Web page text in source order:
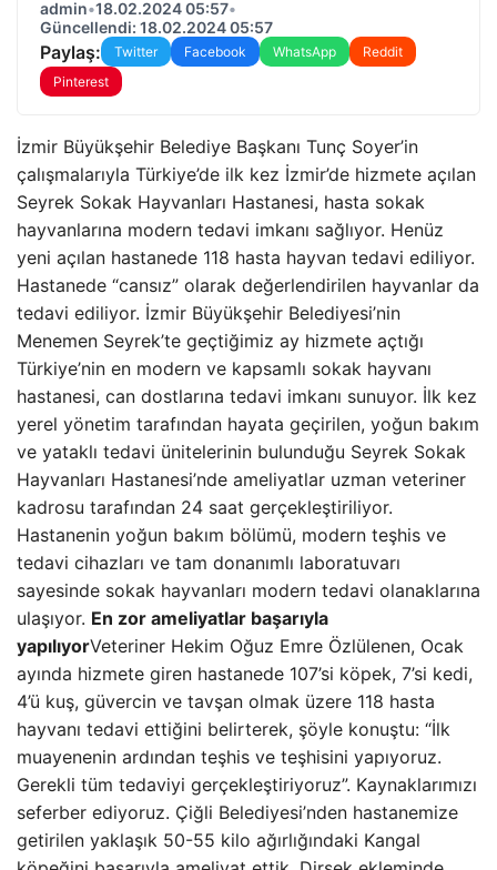
admin•18.02.2024 05:57•
Güncellendi: 18.02.2024 05:57
Paylaş: Twitter Facebook WhatsApp
Reddit
Pinterest
İzmir Büyükşehir Belediye Başkanı Tunç Soyer’in
çalışmalarıyla Türkiye’de ilk kez İzmir’de hizmete açılan
Seyrek Sokak Hayvanları Hastanesi, hasta sokak
hayvanlarına modern tedavi imkanı sağlıyor. Henüz
yeni açılan hastanede 118 hasta hayvan tedavi ediliyor.
Hastanede “cansız” olarak değerlendirilen hayvanlar da
tedavi ediliyor. İzmir Büyükşehir Belediyesi’nin
Menemen Seyrek’te geçtiğimiz ay hizmete açtığı
Türkiye’nin en modern ve kapsamlı sokak hayvanı
hastanesi, can dostlarına tedavi imkanı sunuyor. İlk kez
yerel yönetim tarafından hayata geçirilen, yoğun bakım
ve yataklı tedavi ünitelerinin bulunduğu Seyrek Sokak
Hayvanları Hastanesi’nde ameliyatlar uzman veteriner
kadrosu tarafından 24 saat gerçekleştiriliyor.
Hastanenin yoğun bakım bölümü, modern teşhis ve
tedavi cihazları ve tam donanımlı laboratuvarı
sayesinde sokak hayvanları modern tedavi olanaklarına
ulaşıyor. En zor ameliyatlar başarıyla
yapılıyorVeteriner Hekim Oğuz Emre Özlülenen, Ocak
ayında hizmete giren hastanede 107’si köpek, 7’si kedi,
4’ü kuş, güvercin ve tavşan olmak üzere 118 hasta
hayvanı tedavi ettiğini belirterek, şöyle konuştu: “İlk
muayenenin ardından teşhis ve teşhisini yapıyoruz.
Gerekli tüm tedaviyi gerçekleştiriyoruz”. Kaynaklarımızı
seferber ediyoruz. Çiğli Belediyesi’nden hastanemize
getirilen yaklaşık 50-55 kilo ağırlığındaki Kangal